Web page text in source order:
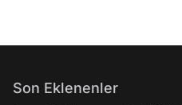
Son Eklenenler